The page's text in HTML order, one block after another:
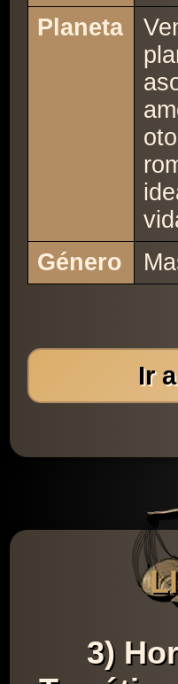
Planeta
Género
Ir
3)